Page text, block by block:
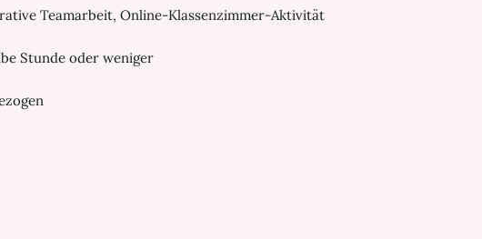
Teamarbeit, Online-Klassenzimmer-Aktivität
Stunde oder weniger